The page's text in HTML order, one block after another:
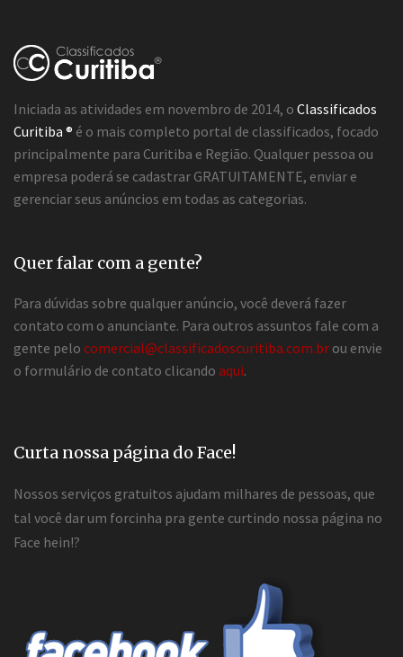
Iniciada as atividades em novembro de 2014, o Classificados
Curitiba ® é o mais completo portal de classificados, focado
principalmente para Curitiba e Região. Qualquer pessoa ou
empresa poderá se cadastrar GRATUITAMENTE, enviar e
gerenciar seus anúncios em todas as categorias.
Quer falar com a gente?
Para dúvidas sobre qualquer anúncio, você deverá fazer
contato com o anunciante. Para outros assuntos fale com a
gente pelo comercial@classificadoscuritiba.com.br ou envie
o formulário de contato clicando aqui.
Curta nossa página do Face!
Nossos serviços gratuitos ajudam milhares de pessoas, que
tal você dar um forcinha pra gente curtindo nossa página no
Face hein!?